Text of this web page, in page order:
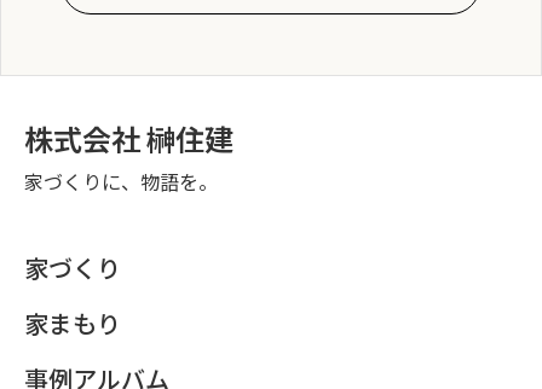
株式会社 榊住建
家づくりに、物語を。
家づくり
家まもり
事例アルバム